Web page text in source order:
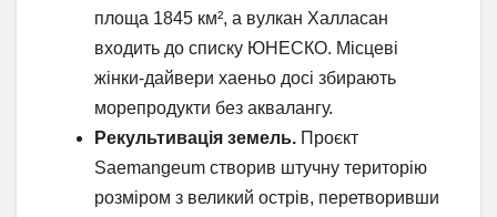
площа 1845 км², а вулкан Халласан
входить до списку ЮНЕСКО. Місцеві
жінки-дайвери хаеньо досі збирають
морепродукти без аквалангу.
Рекультивація земель. Проєкт
Saemangeum створив штучну територію
розміром з великий острів, перетворивши